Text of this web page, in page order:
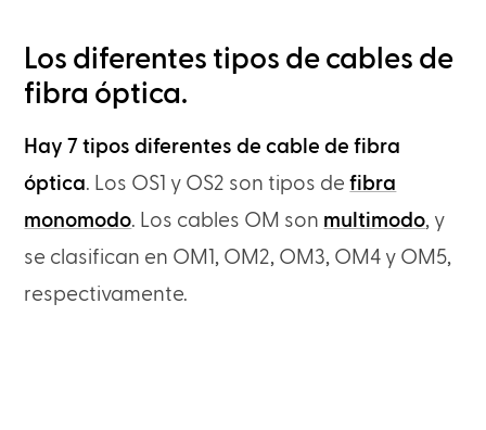
Los diferentes tipos de cables de
fibra óptica.
Hay 7 tipos diferentes de cable de fibra
óptica. Los OS1 y OS2 son tipos defibra
monomodo. Los cables OM son multimodo, y
se clasifican en OM1, OM2, OM3, OM4 y OM5,
respectivamente.